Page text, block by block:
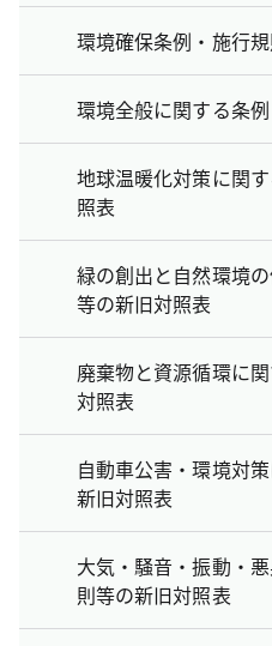
環境確保条例・施行
環境全般に関する条
地球温暖化対策に関
照表
緑の創出と自然環境
等の新旧対照表
廃棄物と資源循環に
対照表
自動車公害・環境対
新旧対照表
大気・騒音・振動・
則等の新旧対照表